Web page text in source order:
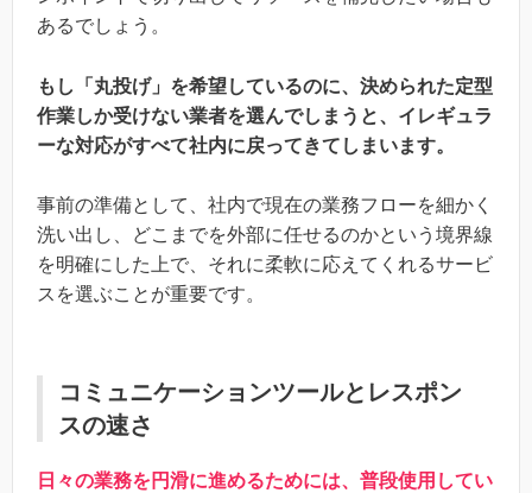
あるでしょう。
もし「丸投げ」を希望しているのに、決められた定型
作業しか受けない業者を選んでしまうと、イレギュラ
ーな対応がすべて社内に戻ってきてしまいます。
事前の準備として、社内で現在の業務フローを細かく
洗い出し、どこまでを外部に任せるのかという境界線
を明確にした上で、それに柔軟に応えてくれるサービ
スを選ぶことが重要です。
コミュニケーションツールとレスポン
スの速さ
日々の業務を円滑に進めるためには、普段使用してい